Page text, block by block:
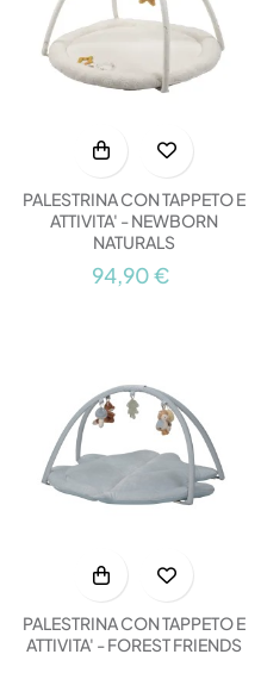
PALESTRINA CON TAPPETO E
ATTIVITA' - NEWBORN
NATURALS
94,90 €
PALESTRINA CON TAPPETO E
ATTIVITA' - FOREST FRIENDS